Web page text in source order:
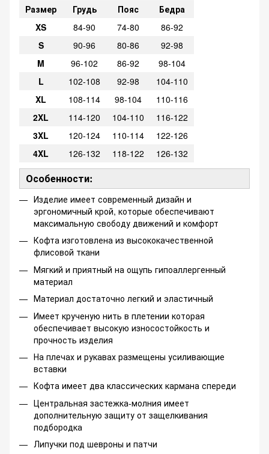
Размер Грудь Пояс
Бедра
XS
84-90 74-80
86-92
S
90-96 80-86
92-98
M
96-102 86-92
98-104
L
102-108 92-98
104-110
XL
108-114 98-104
110-116
2XL
114-120 104-110
116-122
3XL
120-124 110-114
122-126
4XL
126-132 118-122 126-132
Особенности:
Изделие имеет современный дизайн и
эргономичный крой, которые обеспечивают
максимальную свободу движений и комфорт
Кофта изготовлена из высококачественной
флисовой ткани
Мягкий и приятный на ощупь гипоаллергенный
материал
Материал достаточно легкий и эластичный
Имеет крученую нить в плетении которая
обеспечивает высокую износостойкость и
прочность изделия
На плечах и рукавах размещены усиливающие
вставки
Кофта имеет два классических кармана спереди
Центральная застежка-молния имеет
дополнительную защиту от защелкивания
подбородка
Липучки под шевроны и патчи